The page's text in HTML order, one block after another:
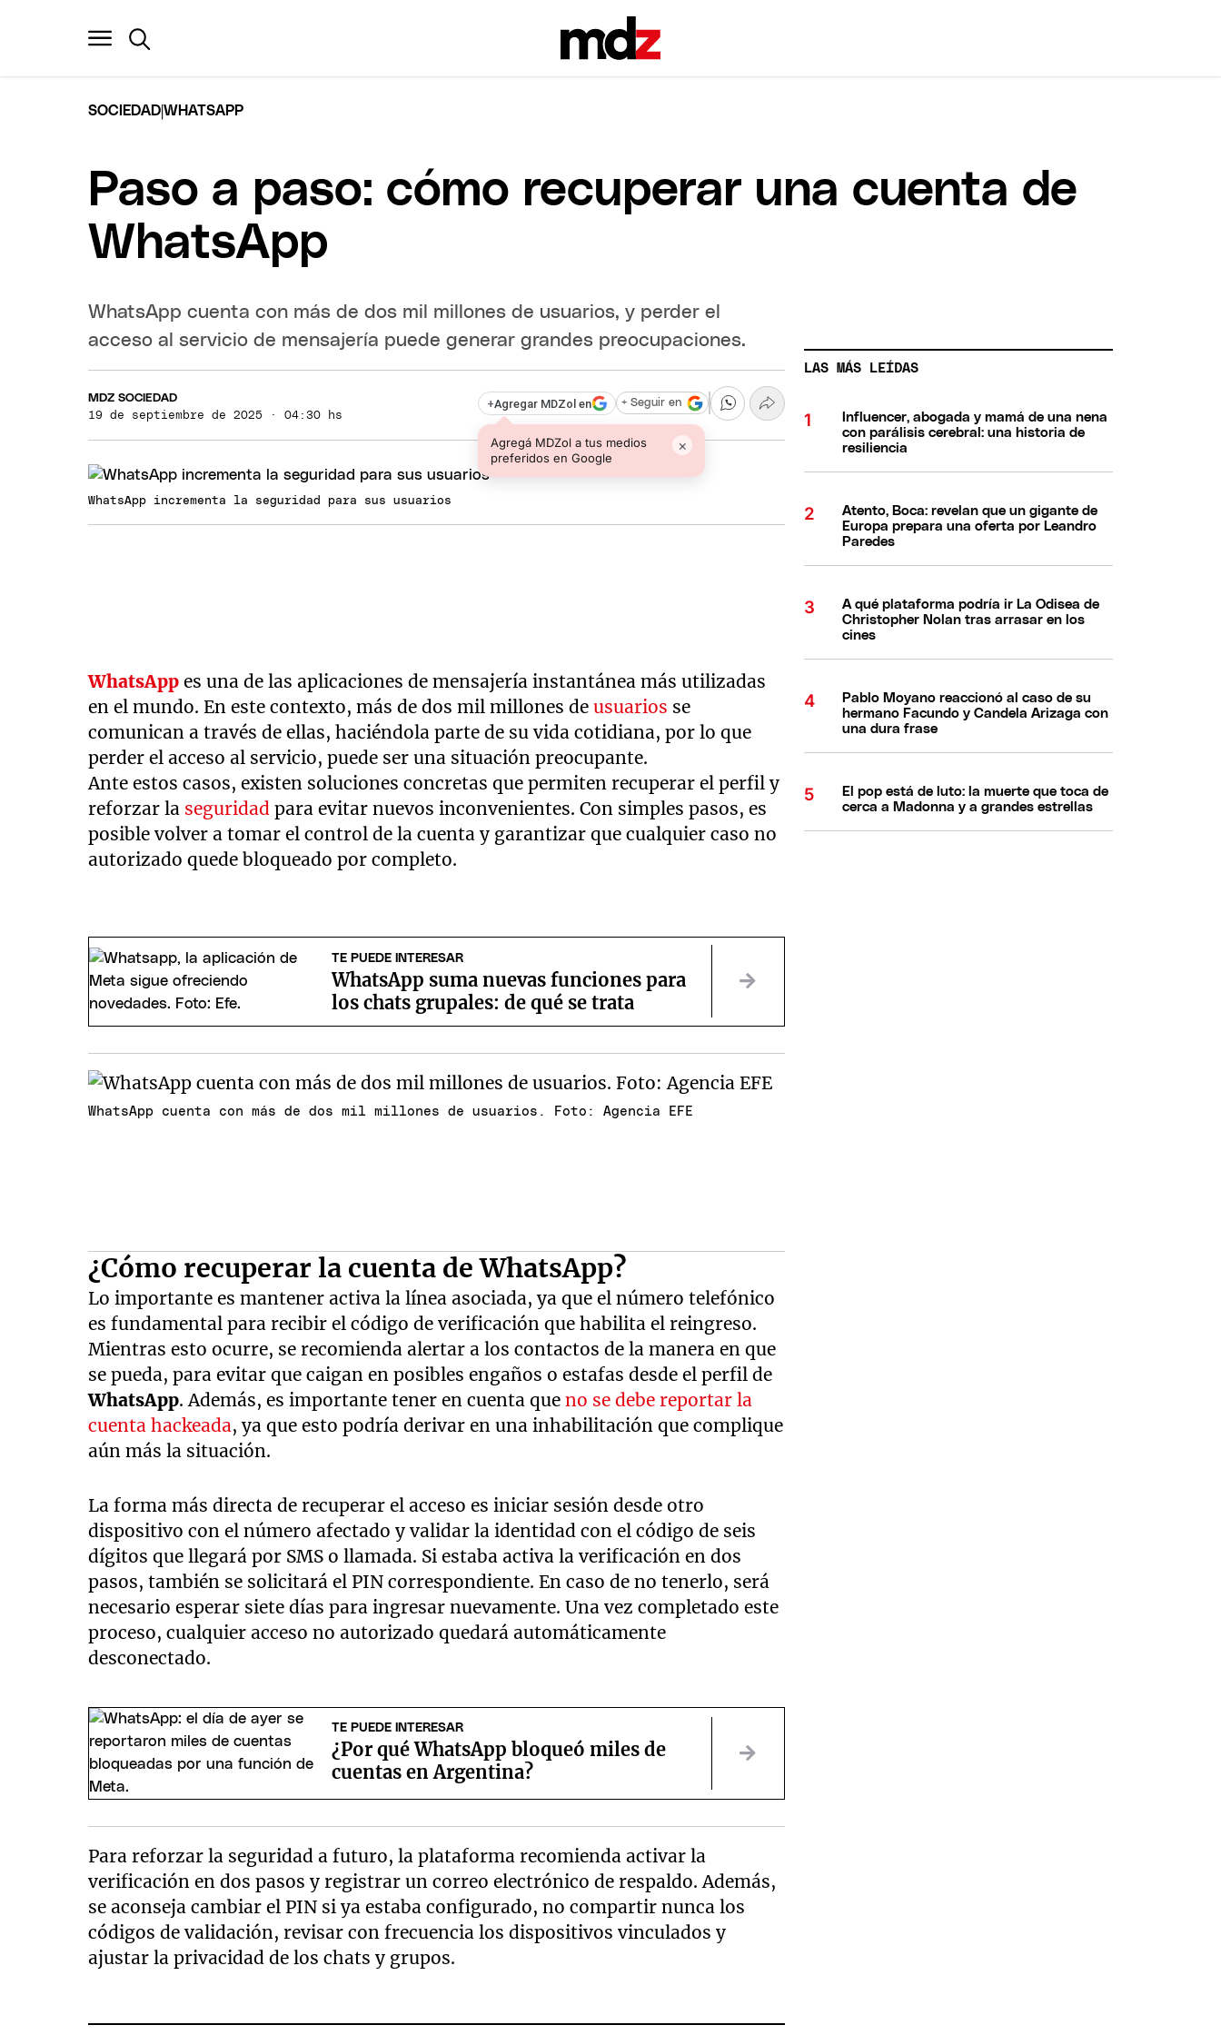
SOCIEDAD|WHATSAPP
Paso a paso: cómo recuperar una cuenta de
WhatsApp
WhatsApp cuenta con más de dos mil millones de usuarios, y perder el
acceso al servicio de mensajería puede generar grandes preocupaciones.
MDZ SOCIEDAD
19 de septiembre de 2025 · 04:30 hs
+Agregar MDZol en
Agregá MDZol a tus medios
preferidos en Google
×
+ Seguir en
WhatsApp incrementa la seguridad para sus usuarios
WhatsApp es una de las aplicaciones de mensajería instantánea más utilizadas
en el mundo. En este contexto, más de dos mil millones deusuarios se
comunican a través de ellas, haciéndola parte de su vida cotidiana, por lo que
perder el acceso al servicio, puede ser una situación preocupante.
Ante estos casos, existen soluciones concretas que permiten recuperar el perfil y
reforzar la seguridad para evitar nuevos inconvenientes. Con simples pasos, es
posible volver a tomar el control de la cuenta y garantizar que cualquier caso no
autorizado quede bloqueado por completo.
TE PUEDE INTERESAR
WhatsApp suma nuevas funciones para
los chats grupales: de qué se trata
WhatsApp cuenta con más de dos mil millones de usuarios. Foto: Agencia EFE
¿Cómo recuperar la cuenta de WhatsApp?
Lo importante es mantener activa la línea asociada, ya que el número telefónico
es fundamental para recibir el código de verificación que habilita el reingreso.
Mientras esto ocurre, se recomienda alertar a los contactos de la manera en que
se pueda, para evitar que caigan en posibles engaños o estafas desde el perfil de
WhatsApp. Además, es importante tener en cuenta queno se debe reportar la
cuenta hackeada, ya que esto podría derivar en una inhabilitación que complique
aún más la situación.
La forma más directa de recuperar el acceso es iniciar sesión desde otro
dispositivo con el número afectado y validar la identidad con el código de seis
dígitos que llegará por SMS o llamada. Si estaba activa la verificación en dos
pasos, también se solicitará el PIN correspondiente. En caso de no tenerlo, será
necesario esperar siete días para ingresar nuevamente. Una vez completado este
proceso, cualquier acceso no autorizado quedará automáticamente
desconectado.
TE PUEDE INTERESAR
¿Por qué WhatsApp bloqueó miles de
cuentas en Argentina?
Para reforzar la seguridad a futuro, la plataforma recomienda activar la
verificación en dos pasos y registrar un correo electrónico de respaldo. Además,
se aconseja cambiar el PIN si ya estaba configurado, no compartir nunca los
códigos de validación, revisar con frecuencia los dispositivos vinculados y
ajustar la privacidad de los chats y grupos.
LAS MÁS LEÍDAS
Influencer, abogada y mamá de una nena
con parálisis cerebral: una historia de
resiliencia
Atento, Boca: revelan que un gigante de
Europa prepara una oferta por Leandro
Paredes
A qué plataforma podría ir La Odisea de
Christopher Nolan tras arrasar en los
cines
Pablo Moyano reaccionó al caso de su
hermano Facundo y Candela Arizaga con
una dura frase
El pop está de luto: la muerte que toca de
cerca a Madonna y a grandes estrellas